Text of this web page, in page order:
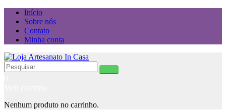
Início
Sobre nós
Contato
Minha conta
Nenhum produto no carrinho.